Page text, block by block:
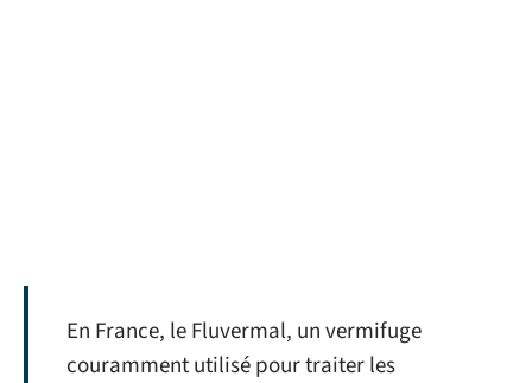
En France, le Fluvermal, un vermifuge
couramment utilisé pour traiter les